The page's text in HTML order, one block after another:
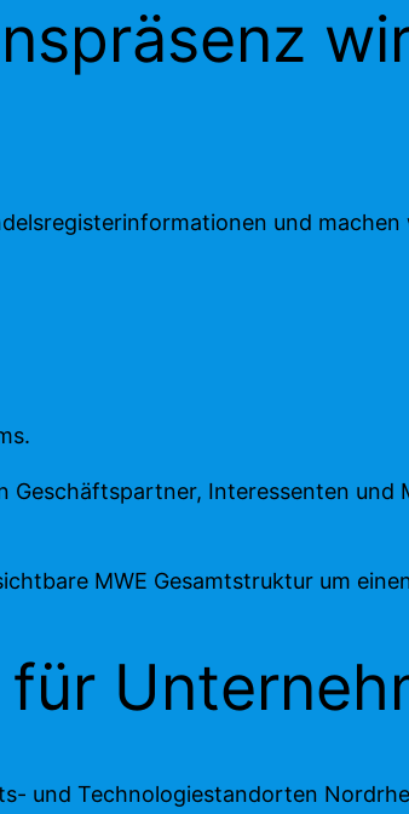
und
Geschäftspartner, Interessenten
MWE Gesamtstruktur um
und Technologiestandorten